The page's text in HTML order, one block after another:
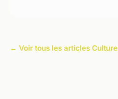
← Voir tous les articles Culture